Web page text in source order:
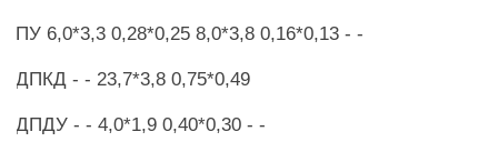
ПУ 6,0*3,3 0,28*0,25 8,0*3,8 0,16*0,13 - -
ДПКД - - 23,7*3,8 0,75*0,49
ДПДУ - - 4,0*1,9 0,40*0,30 - -